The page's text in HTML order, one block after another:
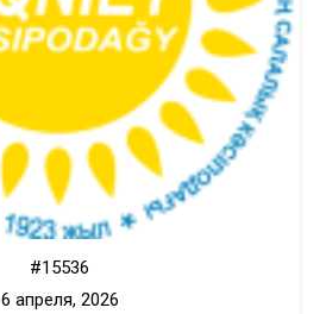
#15536
6 апреля, 2026